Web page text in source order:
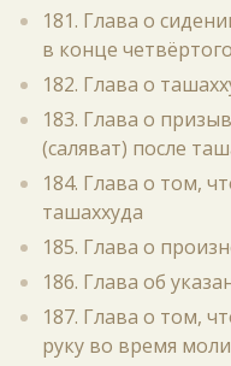
181. Глава о
в конце
182. Глава о
183. Глава о
(саляват) после
184. Глава о том,
ташаххуда
185. Глава о
186. Глава об
187. Глава о том,
руку во время